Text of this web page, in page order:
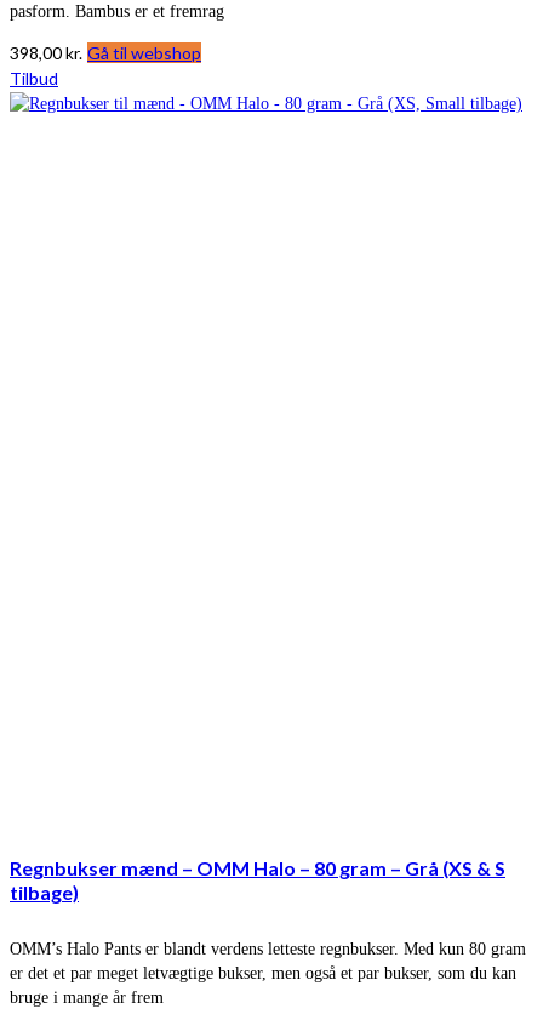
pasform. Bambus er et fremrag
398,00kr. Gå til webshop
Tilbud
Regnbukser mænd – OMM Halo – 80 gram – Grå (XS & S
tilbage)
OMM’s Halo Pants er blandt verdens letteste regnbukser. Med kun 80 gram
er det et par meget letvægtige bukser, men også et par bukser, som du kan
bruge i mange år frem